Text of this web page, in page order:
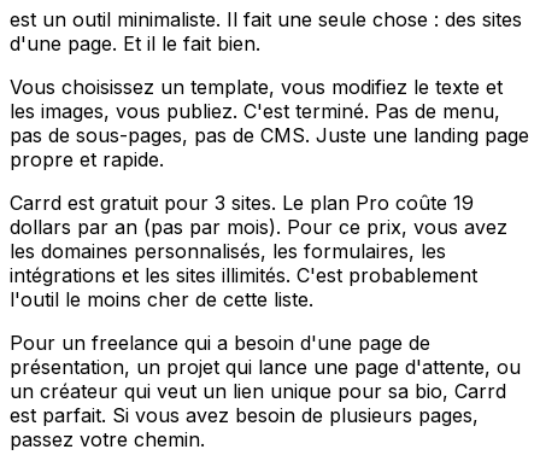
est un outil minimaliste. Il fait une seule chose : des sites
d'une page. Et il le fait bien.
Vous choisissez un template, vous modifiez le texte et
les images, vous publiez. C'est terminé. Pas de menu,
pas de sous-pages, pas de CMS. Juste une landing page
propre et rapide.
Carrd est gratuit pour 3 sites. Le plan Pro coûte 19
dollars par an (pas par mois). Pour ce prix, vous avez
les domaines personnalisés, les formulaires, les
intégrations et les sites illimités. C'est probablement
l'outil le moins cher de cette liste.
Pour un freelance qui a besoin d'une page de
présentation, un projet qui lance une page d'attente, ou
un créateur qui veut un lien unique pour sa bio, Carrd
est parfait. Si vous avez besoin de plusieurs pages,
passez votre chemin.